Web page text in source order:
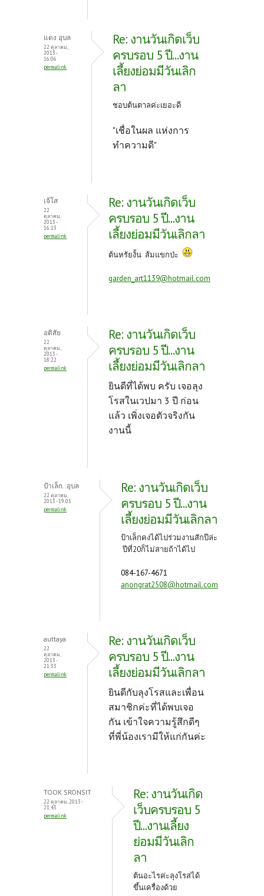
แดง อุบล
22 ตุลาคม,
2013 -
16:06
permalink
Re: งานวันเกิดเว็บ
ครบรอบ 5 ปี...งาน
เลี้ยงย่อมมีวันเลิก
ลา
ชอบต้นตาลค่ะเยอะดี
"เชื่อในผล แห่งการ
ทำความดี"
เจ้โส
22
ตุลาคม,
2013 -
16:13
permalink
Re: งานวันเกิดเว็บ
ครบรอบ 5 ปี...งาน
เลี้ยงย่อมมีวันเลิกลา
ต้นหรัยงั้น ส้มแขกป่ะ
garden_art1139@hotmail.com
อติสัย
22
ตุลาคม,
2013 -
18:22
permalink
Re: งานวันเกิดเว็บ
ครบรอบ 5 ปี...งาน
เลี้ยงย่อมมีวันเลิกลา
ยินดีที่ได้พบ ครับ เจอลุง
โรสในเวปมา 3 ปี ก่อน
แล้ว เพิ่งเจอตัวจริงกัน
งานนี้
ป้าเล็ก..อุบล
22 ตุลาคม,
2013 - 19:05
permalink
Re: งานวันเกิดเว็บ
ครบรอบ 5 ปี...งาน
เลี้ยงย่อมมีวันเลิกลา
ป้าเล็กคงได้ไปร่วมงานสักปีล่ะ
ปีที่20ก็ไม่สายถ้าได้ไป
084-167-4671
anongrat2508@hotmail.com
auttaya
22
ตุลาคม,
2013 -
21:33
permalink
Re: งานวันเกิดเว็บ
ครบรอบ 5 ปี...งาน
เลี้ยงย่อมมีวันเลิกลา
ยินดีกับลุงโรสและเพื่อน
สมาชิกค่ะที่ได้พบเจอ
กัน เข้าใจความรู้สึกดีๆ
ที่พี่น้องเรามีให้แก่กันค่ะ
TOOK SRONSIT
22 ตุลาคม, 2013 -
21:43
permalink
Re: งานวันเกิด
เว็บครบรอบ 5
ปี...งานเลี้ยง
ย่อมมีวันเลิก
ลา
ต้นอะไรค่ะลุงโรสได้
ขึ้นเครื่องด้วย